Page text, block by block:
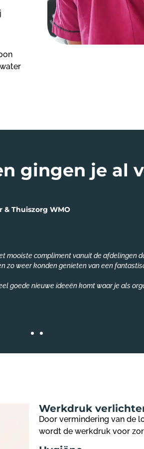
gingen je al
mooiste compliment vanuit de afdelingen
zo weer konden genieten van een
goede nieuwe ideeën komt waar je als
& Thuiszorg WMO
Werkdruk
Door vermindering van de
wordt de werkdruk voor